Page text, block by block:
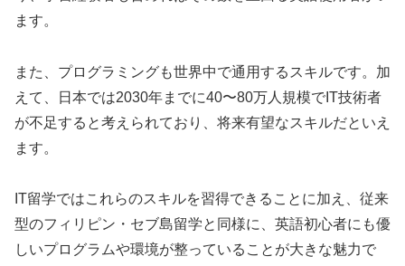
ます。
また、プログラミングも世界中で通用するスキルです。加
えて、日本では2030年までに40〜80万人規模でIT技術者
が不足すると考えられており、将来有望なスキルだといえ
ます。
IT留学ではこれらのスキルを習得できることに加え、従来
型のフィリピン・セブ島留学と同様に、英語初心者にも優
しいプログラムや環境が整っていることが大きな魅力で